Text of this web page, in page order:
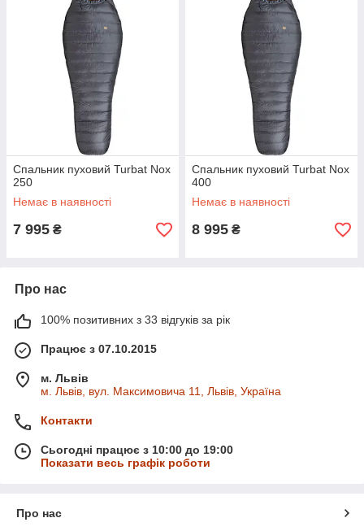
Спальник пуховий Turbat Nox
250
Немає в наявності
7 995 ₴
Спальник пуховий Turbat Nox
400
Немає в наявності
8 995 ₴
Про нас
100% позитивних з 33 відгуків за рік
Працює з 07.10.2015
м. Львів
м. Львів, вул. Максимовича 11, Львів, Україна
Контакти
Сьогодні працює з 10:00 до 19:00
Показати весь графік роботи
Про нас